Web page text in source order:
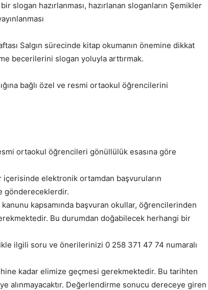
slogan hazırlanması, hazırlanan sloganların Şemikler
Salgın sürecinde kitap okumanın önemine dikkat
becerilerini slogan yoluyla arttırmak.
bağlı özel ve resmi ortaokul öğrencilerini
ortaokul öğrencileri gönüllülük esasına göre
elektronik ortamdan başvuruların
göndereceklerdir.
kapsamında başvuran okullar, öğrencilerinden
Bu durumdan doğabilecek herhangi bir
ilgili soru ve önerilerinizi 0 258 371 47 74 numaralı
kadar elimize geçmesi gerekmektedir. Bu tarihten
alınmayacaktır. Değerlendirme sonucu dereceye giren